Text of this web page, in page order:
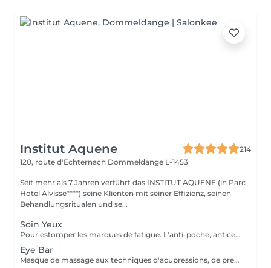
Institut Aquene
214
120, route d'Echternach Dommeldange L-1453
Seit mehr als 7 Jahren verführt das INSTITUT AQUENE (in Parc
Hotel Alvisse****) seine Klienten mit seiner Effizienz, seinen
Behandlungsritualen und se...
Soin Yeux
Pour estomper les marques de fatigue. L'anti-poche, anticernes, anti-rides pour un effet lissant et comblant. Peut être fait seul ou combiné à un soin visage.
Eye Bar
Masque de massage aux techniques d'acupressions, de pressothérapies, massage vibratoire. Peut être fait seul ou combiné dans un soin.